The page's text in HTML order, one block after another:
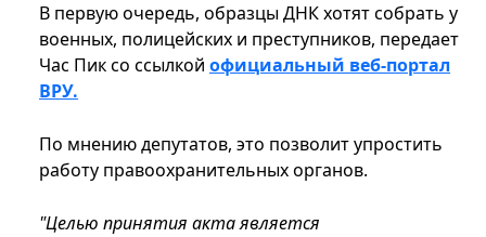
В первую очередь, образцы ДНК хотят собрать у
военных, полицейских и преступников, передает
Час Пик со ссылкой официальный веб-портал
ВРУ.
По мнению депутатов, это позволит упростить
работу правоохранительных органов.
"Целью принятия акта является